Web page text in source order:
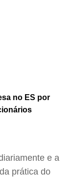
no ES por
e a
prática do